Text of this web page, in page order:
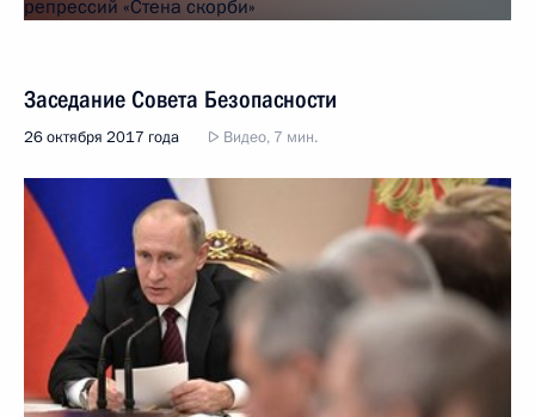
Заседание Совета Безопасности
26 октября 2017 года Видео, 7 мин.